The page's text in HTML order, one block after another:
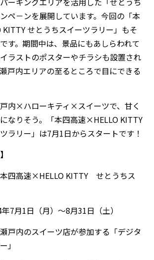
ペ－ンを展開しています。今回の「本
せとうちスイーツラリー」もそ
す。期間中は、景品にもあしらわれて
ラストのポスターやチラシも設置され
戸内エリアの至るところで目にできる
内×ハローキティ×スイーツで、甘く
なりそう。「本四高速×HELLO KITTY
ラリー」は7月1日からスタートです！
本四高速×HELLO KITTY せとうちス
年7月1日（月）～8月31日（土）
瀬戸内のスイーツ店が参加する「デジタ
」